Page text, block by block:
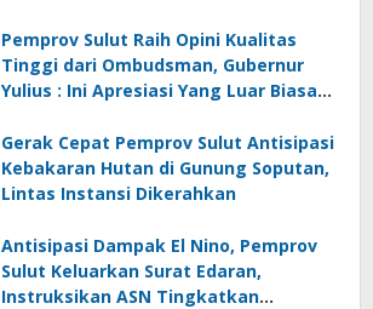
Pemprov Sulut Raih Opini Kualitas
Tinggi dari Ombudsman, Gubernur
Yulius : Ini Apresiasi Yang Luar Biasa,
Gerak Cepat Pemprov Sulut Antisipasi
Kebakaran Hutan di Gunung Soputan,
Lintas Instansi Dikerahkan
Antisipasi Dampak El Nino, Pemprov
Sulut Keluarkan Surat Edaran,
Instruksikan ASN Tingkatkan